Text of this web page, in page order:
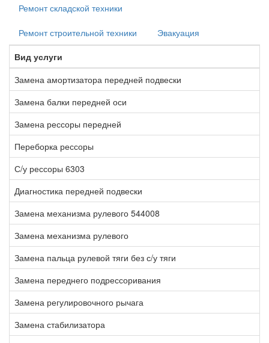
Ремонт складской техники
Ремонт строительной техники
Эвакуация
Вид услуги
Замена амортизатора передней подвески
Замена балки передней оси
Замена рессоры передней
Переборка рессоры
С/у рессоры 6303
Диагностика передней подвески
Замена механизма рулевого 544008
Замена механизма рулевого
Замена пальца рулевой тяги без с/у тяги
Замена переднего подрессоривания
Замена регулировочного рычага
Замена стабилизатора